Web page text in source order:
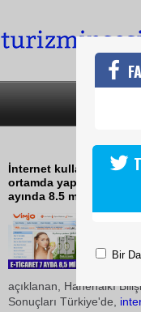
E-
İnternet kullanan 10
ortamda yapmayı tercih
ayında 8.5 milyar TL'ye
açıklanan, Hanehalkı
Sonuçları Türkiye'de,
Bir